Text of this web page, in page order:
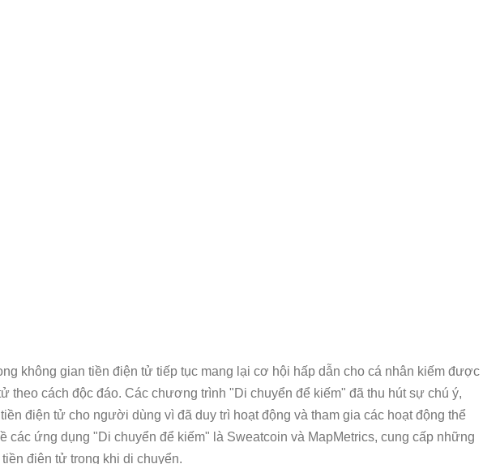
không gian tiền điện tử tiếp tục mang lại cơ hội hấp dẫn cho cá nhân kiếm được
theo cách độc đáo. Các chương trình "Di chuyển để kiếm" đã thu hút sự chú ý,
điện tử cho người dùng vì đã duy trì hoạt động và tham gia các hoạt động thể
các ứng dụng "Di chuyển để kiếm" là Sweatcoin và MapMetrics, cung cấp những
điện tử trong khi di chuyển.